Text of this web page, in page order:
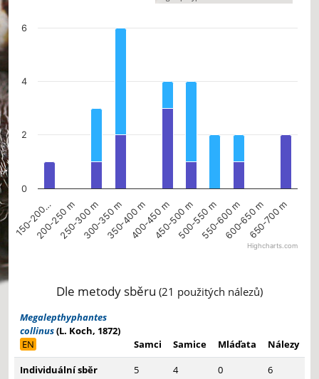
The chart has 1 X axis displaying categories.
150-200…200-250 m250-300 m300-350 m350-400 m400-450 m450-500 m500-550 m550-600 m600-650 m650-700 m
0
2
4
6
Highcharts.com
Dle metody sběru (21 použitých nálezů)
Megalepthyphantes
collinus(L. Koch, 1872)
EN
Samci Samice Mláďata
Nálezy
Individuální sběr
5 4 0
6